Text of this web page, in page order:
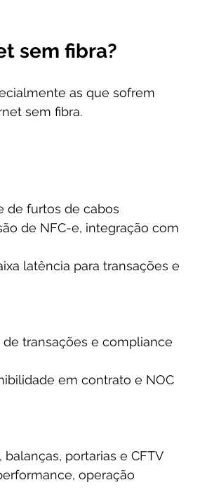
sem fibra?
as que sofrem
sem fibra.
de furtos de cabos
de NFC-e, integração com
latência para transações e
transações e compliance
em contrato e NOC
portarias e CFTV
operação